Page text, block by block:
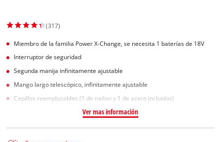
(317)
Miembro de la familia Power X-Change, se necesita 1 baterías de 18V
Interruptor de seguridad
Segunda manija infinitamente ajustable
Mango largo telescópico, infinitamente ajustable
Cepillos reemplazables (1 de nailon y 1 de acero incluidos)
Ver mas información